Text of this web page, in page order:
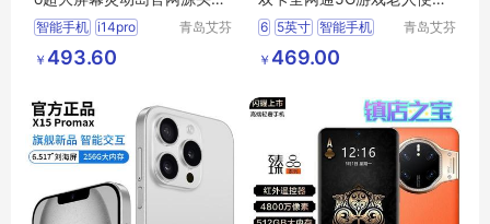
家批发
智能手机 i14pro
青岛艾芬
￥ 493.60
安卓智能机
6 5英寸 智能手机
青岛艾芬
￥ 469.00